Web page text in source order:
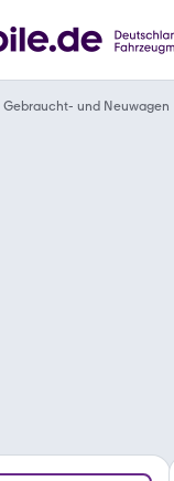
Gebraucht- und Neuwagen